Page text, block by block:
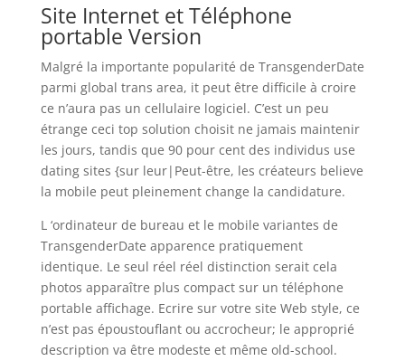
Site Internet et Téléphone
portable Version
Malgré la importante popularité de TransgenderDate
parmi global trans area, it peut être difficile à croire
ce n’aura pas un cellulaire logiciel. C’est un peu
étrange ceci top solution choisit ne jamais maintenir
les jours, tandis que 90 pour cent des individus use
dating sites {sur leur|Peut-être, les créateurs believe
la mobile peut pleinement change la candidature.
L ‘ordinateur de bureau et le mobile variantes de
TransgenderDate apparence pratiquement
identique. Le seul réel réel distinction serait cela
photos apparaître plus compact sur un téléphone
portable affichage. Ecrire sur votre site Web style, ce
n’est pas époustouflant ou accrocheur; le approprié
description va être modeste et même old-school.